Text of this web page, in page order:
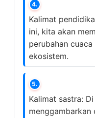
4.
Kalimat
ini, kita akan
perubahan cuaca
ekosistem.
5.
Kalimat sastra:
menggambarkan